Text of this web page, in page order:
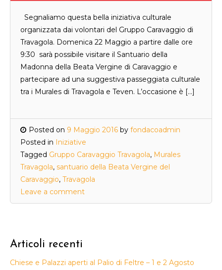
Segnaliamo questa bella iniziativa culturale
organizzata dai volontari del Gruppo Caravaggio di
Travagola. Domenica 22 Maggio a partire dalle ore
9:30 sarà possibile visitare il Santuario della
Madonna della Beata Vergine di Caravaggio e
partecipare ad una suggestiva passeggiata culturale
tra i Murales di Travagola e Teven. L’occasione è […]
Posted on 9 Maggio 2016 by fondacoadmin
Posted in Iniziative
Tagged Gruppo Caravaggio Travagola, Murales
Travagola, santuario della Beata Vergine del
Caravaggio, Travagola
Leave a comment
Articoli recenti
Chiese e Palazzi aperti al Palio di Feltre – 1 e 2 Agosto